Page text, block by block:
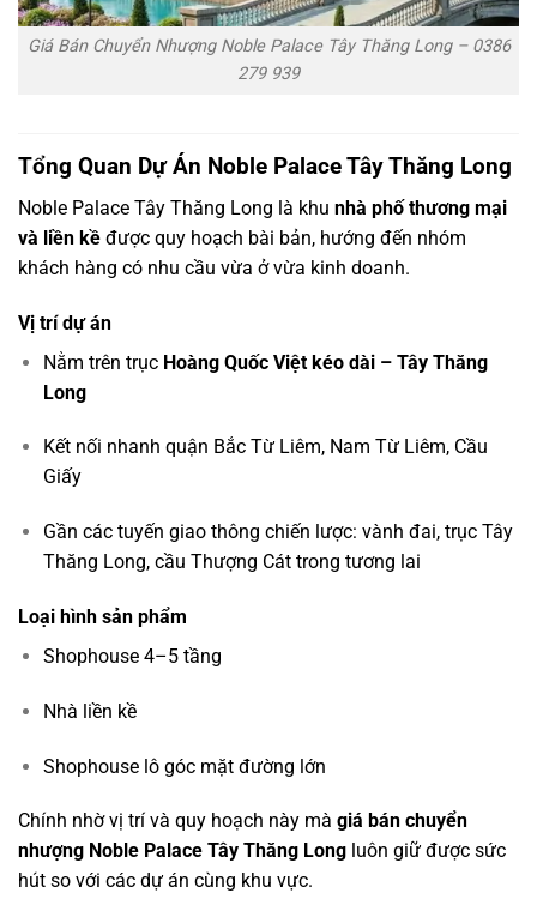
Giá Bán Chuyển Nhượng Noble Palace Tây Thăng Long – 0386
279 939
Tổng Quan Dự Án Noble Palace Tây Thăng Long
Noble Palace Tây Thăng Long là khu nhà phố thương mại
và liền kề được quy hoạch bài bản, hướng đến nhóm
khách hàng có nhu cầu vừa ở vừa kinh doanh.
Vị trí dự án
Nằm trên trục Hoàng Quốc Việt kéo dài – Tây Thăng
Long
Kết nối nhanh quận Bắc Từ Liêm, Nam Từ Liêm, Cầu
Giấy
Gần các tuyến giao thông chiến lược: vành đai, trục Tây
Thăng Long, cầu Thượng Cát trong tương lai
Loại hình sản phẩm
Shophouse 4–5 tầng
Nhà liền kề
Shophouse lô góc mặt đường lớn
Chính nhờ vị trí và quy hoạch này mà giá bán chuyển
nhượng Noble Palace Tây Thăng Long luôn giữ được sức
hút so với các dự án cùng khu vực.